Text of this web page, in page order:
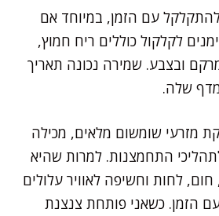
להתקלקל עם הזמן, במיוחד אם
לקלקול כוללים ריח חמוץ,
ובצבע. שמירה נכונה תאריך
שלה.
מזרעי שומשום מלאים, מכילה
התחמצנות. למרות שהיא
לחות וחשיפה לאוויר עלולים
הזמן. כשאני פותחת צנצנת